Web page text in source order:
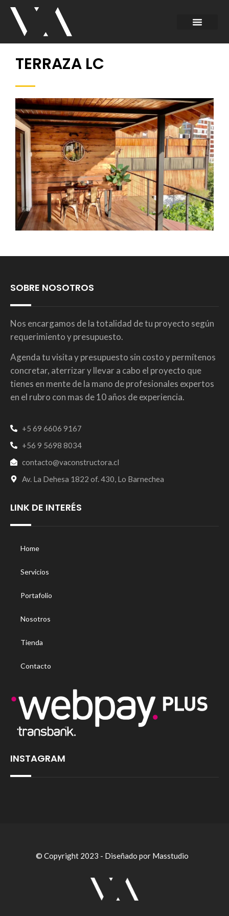
TERRAZA LC
SOBRE NOSOTROS
Nos encargamos de la totalidad de tu proyecto según
requerimiento y presupuesto.
Agenda tu visita y presupuesto sin costo y permítenos
concretar, aterrizar y llevar a cabo el proyecto que
tienes en mente de la mano de profesionales expertos
en el rubro con mas de 10 años de experiencia.
+5 69 6606 9167
+56 9 5698 8034
contacto@vaconstructora.cl
Av. La Dehesa 1822 of. 430, Lo Barnechea
LINK DE INTERÉS
Home
Servicios
Portafolio
Nosotros
Tienda
Contacto
INSTAGRAM
© Copyright 2023 - Diseñado por Masstudio